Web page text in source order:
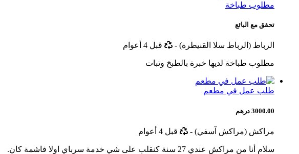
مطلوب طباخة
تحقق مع البائع
الرباط (الرباط سلا القنيطرة) -
أخر
قبل 4 أعوام
مطلوب طباخة لديها خبرة بالطبخ وتبات
طلب عمل في مطعم
3000.00 درهم
مراكش (مراكش آسفي) -
أخر
قبل 4 أعوام
سلام أنا من مراكش عندي 27 سنة كنقلب على شي خدمة سرباي اولا فاشمة كان.